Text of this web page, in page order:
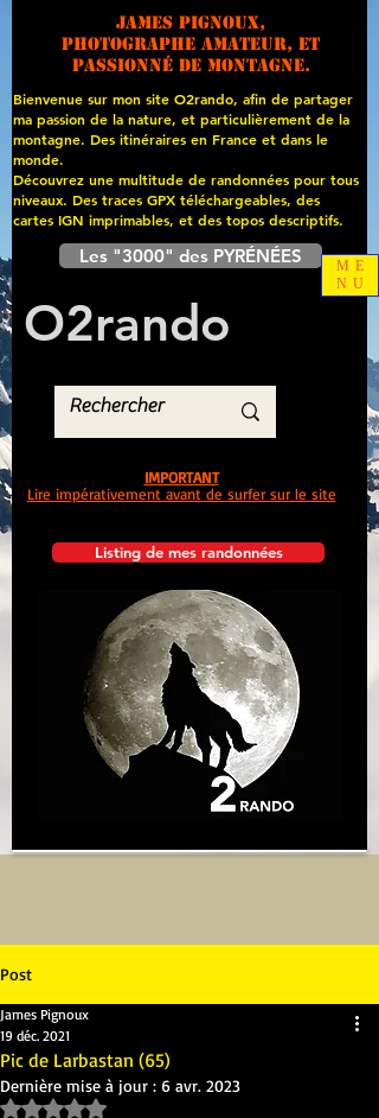
James PIGNOUX,
photographe amateur, et
passionné de montagne.
Bienvenue sur mon site O2rando, afin de partager
ma passion de la nature, et particulièrement de la
montagne. Des itinéraires en France et dans le
monde.
Découvrez une multitude de randonnées pour tous
niveaux. Des traces GPX téléchargeables, des
cartes IGN imprimables, et des topos descriptifs.
Les "3000" des PYRÉNÉES
O2rando
Listing de mes randonnées
IMPORTANT
Lire impérativement avant de surfer sur le site
ME
NU
Post
Pic de Larbastan (65)
James Pignoux
19 déc. 2021
Dernière mise à jour : 6 avr. 2023
Noté NaN étoiles sur 5.